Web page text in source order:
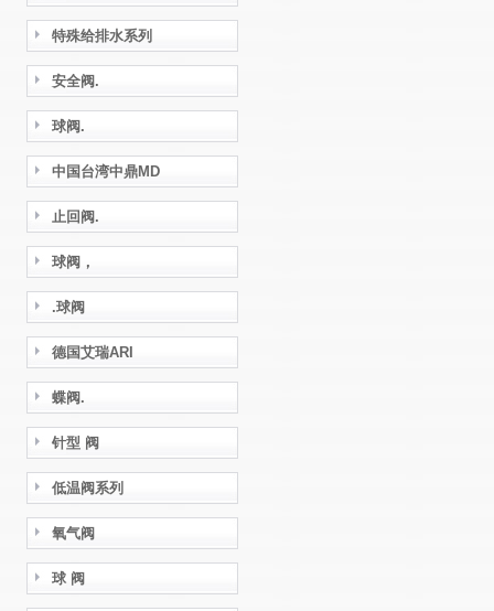
特殊给排水系列
安全阀.
球阀.
中国台湾中鼎MD
止回阀.
球阀，
.球阀
德国艾瑞ARI
蝶阀.
针型 阀
低温阀系列
氧气阀
球 阀